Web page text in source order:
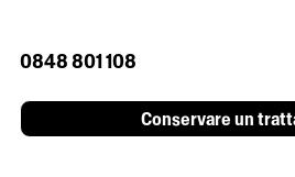
0848 801 108
Conservare un